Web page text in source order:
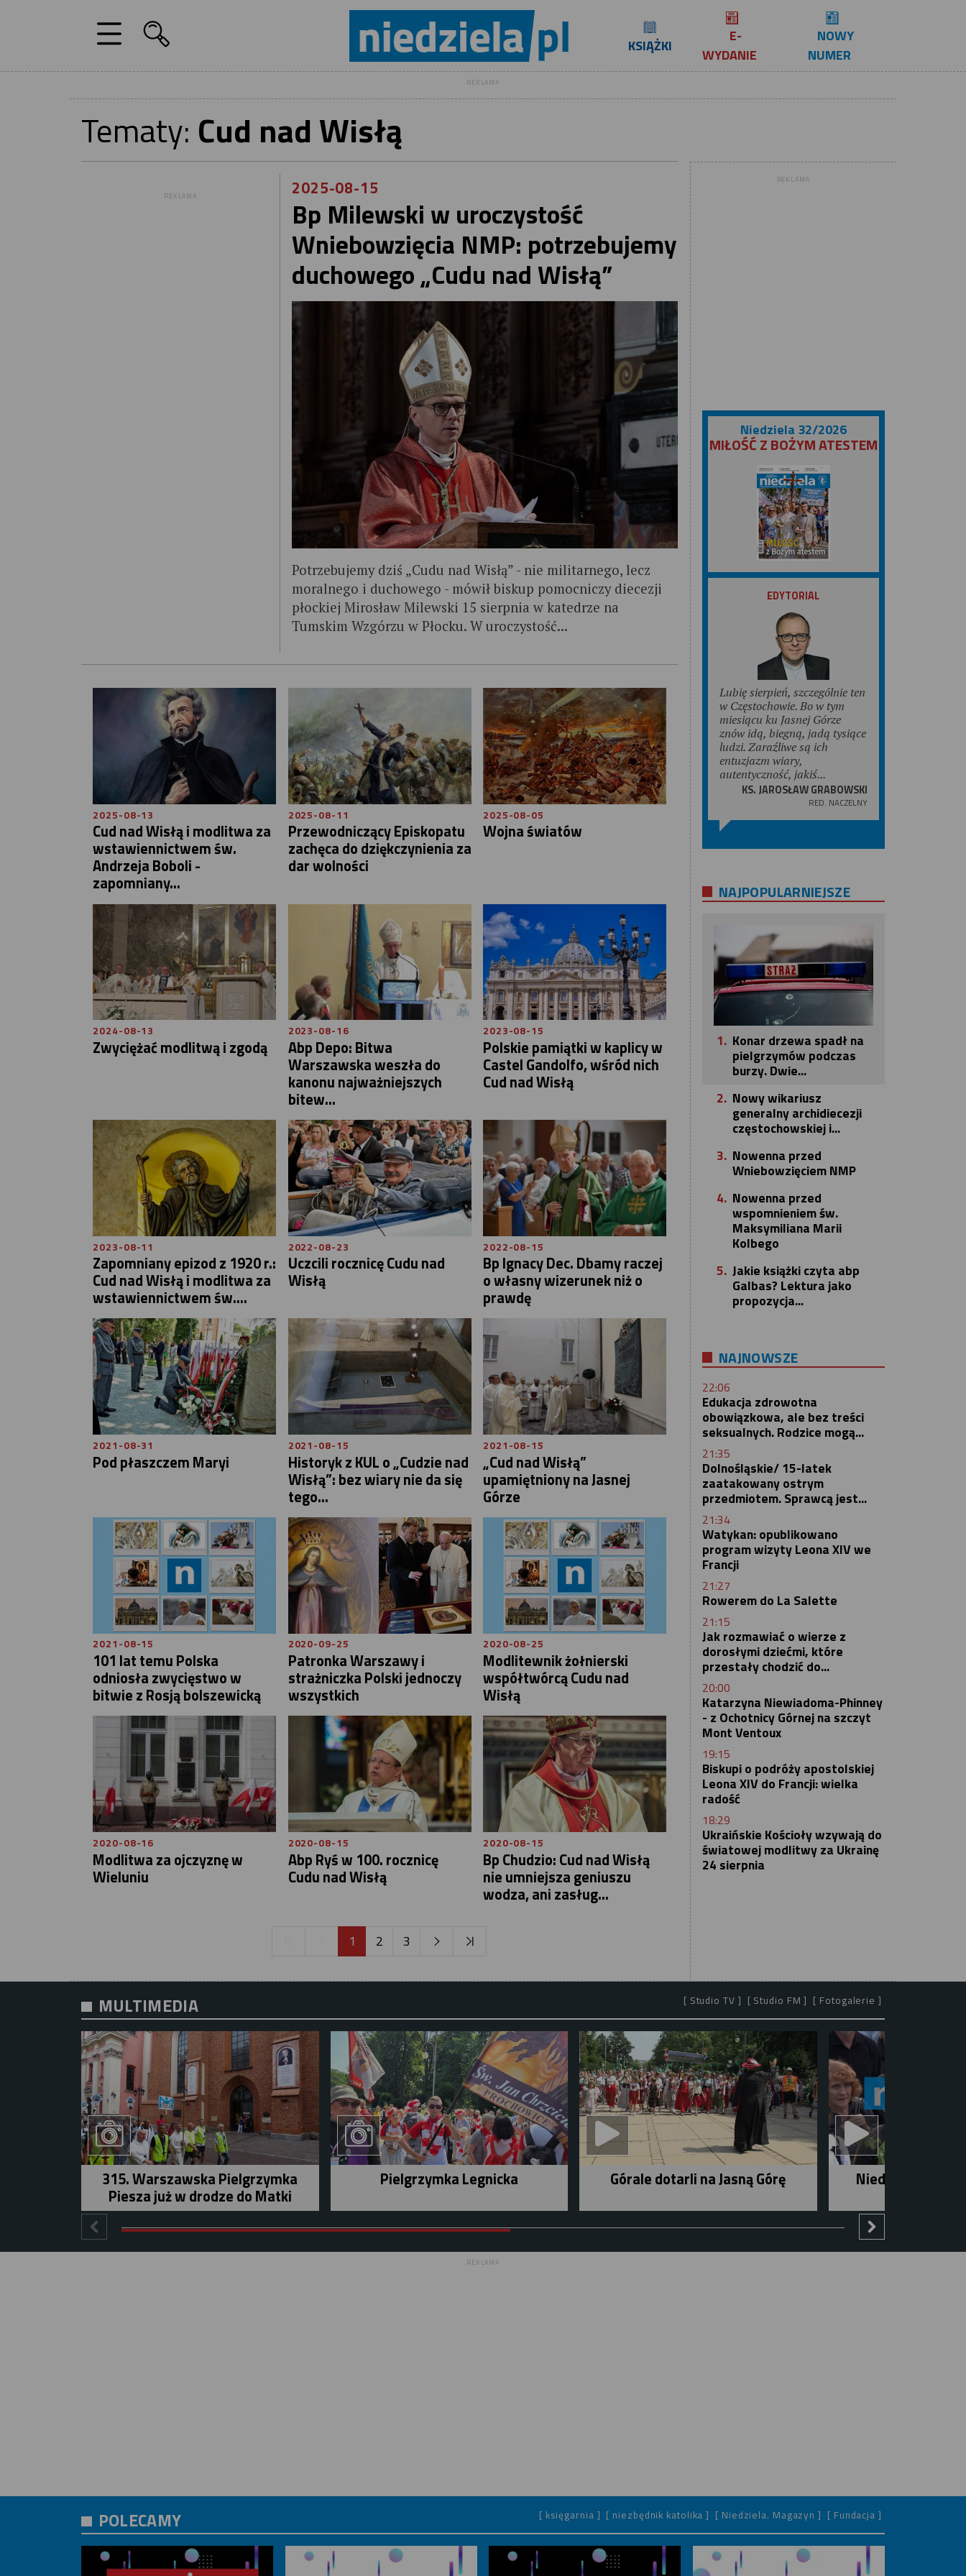
KSIĄŻKI
E-
WYDANIE
NOWY
NUMER
REKLAMA
Tematy: Cud nad Wisłą
REKLAMA 2025-08-15
Bp Milewski w uroczystość
Wniebowzięcia NMP: potrzebujemy
duchowego „Cudu nad Wisłą”
Potrzebujemy dziś „Cudu nad Wisłą” - nie militarnego, lecz
moralnego i duchowego - mówił biskup pomocniczy diecezji
płockiej Mirosław Milewski 15 sierpnia w katedrze na
Tumskim Wzgórzu w Płocku. W uroczystość...
2025-08-13
Cud nad Wisłą i modlitwa za
wstawiennictwem św.
Andrzeja Boboli -
zapomniany...
2025-08-11
Przewodniczący Episkopatu
zachęca do dziękczynienia za
dar wolności
2025-08-05
Wojna światów
2024-08-13
Zwyciężać modlitwą i zgodą
2023-08-16
Abp Depo: Bitwa
Warszawska weszła do
kanonu najważniejszych
bitew...
2023-08-15
Polskie pamiątki w kaplicy w
Castel Gandolfo, wśród nich
Cud nad Wisłą
2023-08-11
Zapomniany epizod z 1920 r.:
Cud nad Wisłą i modlitwa za
wstawiennictwem św....
2022-08-23
Uczcili rocznicę Cudu nad
Wisłą
2022-08-15
Bp Ignacy Dec. Dbamy raczej
o własny wizerunek niż o
prawdę
2021-08-31
Pod płaszczem Maryi
2021-08-15
Historyk z KUL o „Cudzie nad
Wisłą”: bez wiary nie da się
tego...
2021-08-15
„Cud nad Wisłą”
upamiętniony na Jasnej
Górze
2021-08-15
101 lat temu Polska
odniosła zwycięstwo w
bitwie z Rosją bolszewicką
2020-09-25
Patronka Warszawy i
strażniczka Polski jednoczy
wszystkich
2020-08-25
Modlitewnik żołnierski
współtwórcą Cudu nad
Wisłą
2020-08-16
Modlitwa za ojczyznę w
Wieluniu
2020-08-15
Abp Ryś w 100. rocznicę
Cudu nad Wisłą
2020-08-15
Bp Chudzio: Cud nad Wisłą
nie umniejsza geniuszu
wodza, ani zasług...
1 2 3
REKLAMA
Niedziela 32/2026
MIŁOŚĆ Z BOŻYM ATESTEM
ZOBACZ
EDYTORIAL
Lubię sierpień, szczególnie ten
w Częstochowie. Bo w tym
miesiącu ku Jasnej Górze
znów idą, biegną, jadą tysiące
ludzi. Zaraźliwe są ich
entuzjazm wiary,
autentyczność, jakiś...
KS. JAROSŁAW GRABOWSKI
RED. NACZELNY
NAJPOPULARNIEJSZE
1. Konar drzewa spadł na
pielgrzymów podczas
burzy. Dwie...
2. Nowy wikariusz
generalny archidiecezji
częstochowskiej i...
3. Nowenna przed
Wniebowzięciem NMP
4. Nowenna przed
wspomnieniem św.
Maksymiliana Marii
Kolbego
5. Jakie książki czyta abp
Galbas? Lektura jako
propozycja...
NAJNOWSZE
22:06
Edukacja zdrowotna
obowiązkowa, ale bez treści
seksualnych. Rodzice mogą...
21:35
Dolnośląskie/ 15-latek
zaatakowany ostrym
przedmiotem. Sprawcą jest...
21:34
Watykan: opublikowano
program wizyty Leona XIV we
Francji
21:27
Rowerem do La Salette
21:15
Jak rozmawiać o wierze z
dorosłymi dziećmi, które
przestały chodzić do...
20:00
Katarzyna Niewiadoma-Phinney
- z Ochotnicy Górnej na szczyt
Mont Ventoux
19:15
Biskupi o podróży apostolskiej
Leona XIV do Francji: wielka
radość
18:29
Ukraińskie Kościoły wzywają do
światowej modlitwy za Ukrainę
24 sierpnia
MULTIMEDIA [ Studio TV ] [ Studio FM ] [ Fotogalerie ]
315. Warszawska Pielgrzymka
Piesza już w drodze do Matki
Pielgrzymka Legnicka Górale dotarli na Jasną Górę Niedziela w
REKLAMA
POLECAMY [ księgarnia ] [ niezbędnik katolika ] [ Niedziela. Magazyn ] [ Fundacja ]